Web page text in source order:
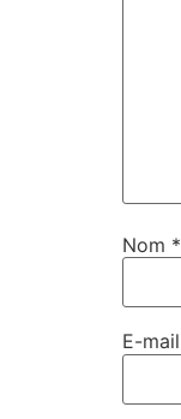
Nom *
E-mail